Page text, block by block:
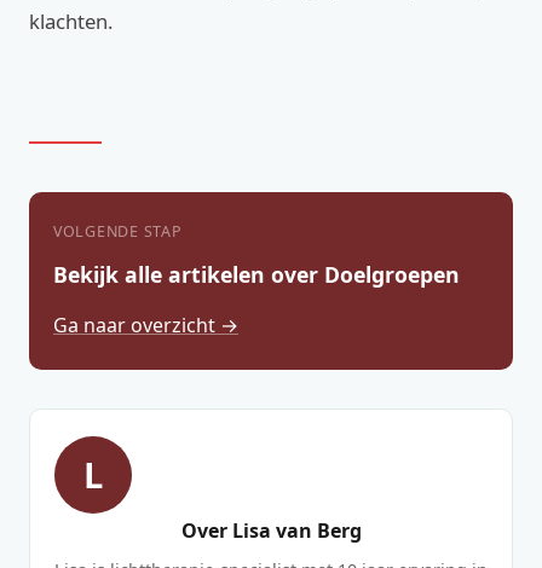
klachten.
VOLGENDE STAP
Bekijk alle artikelen over Doelgroepen
Ga naar overzicht →
L
Over Lisa van Berg